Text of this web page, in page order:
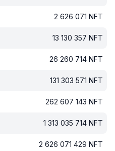
2 626 071 NFT
13 130 357 NFT
26 260 714 NFT
131 303 571 NFT
262 607 143 NFT
1 313 035 714 NFT
2 626 071 429 NFT